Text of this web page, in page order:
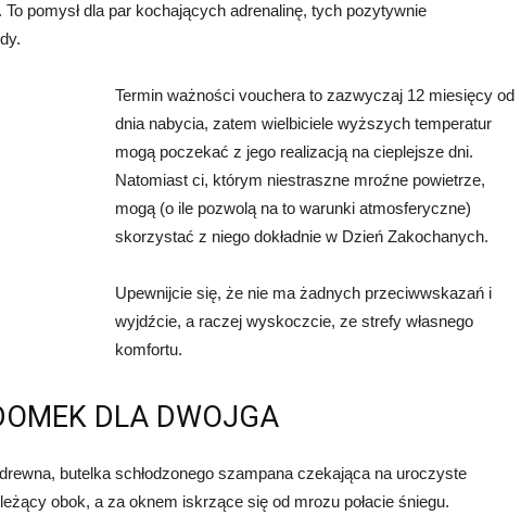
pomysł dla par kochających adrenalinę, tych pozytywnie
Termin ważności vouchera to zazwyczaj 12 miesięcy od
dnia nabycia, zatem wielbiciele wyższych temperatur
mogą poczekać z jego realizacją na cieplejsze dni.
Natomiast ci, którym niestraszne mroźne powietrze,
mogą (o ile pozwolą na to warunki atmosferyczne)
skorzystać z niego dokładnie w Dzień Zakochanych.
Upewnijcie się, że nie ma żadnych przeciwwskazań i
wyjdźcie, a raczej wyskoczcie, ze strefy własnego
komfortu.
DLA DWOJGA
butelka schłodzonego szampana czekająca na uroczyste
obok, a za oknem iskrzące się od mrozu połacie śniegu.